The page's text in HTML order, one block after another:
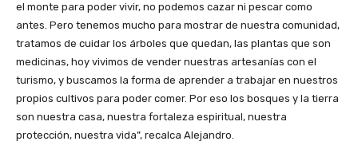
el monte para poder vivir, no podemos cazar ni pescar como
antes. Pero tenemos mucho para mostrar de nuestra comunidad,
tratamos de cuidar los árboles que quedan, las plantas que son
medicinas, hoy vivimos de vender nuestras artesanías con el
turismo, y buscamos la forma de aprender a trabajar en nuestros
propios cultivos para poder comer. Por eso los bosques y la tierra
son nuestra casa, nuestra fortaleza espiritual, nuestra
protección, nuestra vida”, recalca Alejandro.